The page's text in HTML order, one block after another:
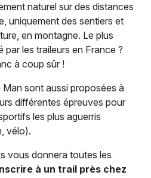
naturel sur des distances
uniquement des sentiers et
en montagne. Le plus
les traileurs en France ?
à coup sûr !
sont aussi proposées à
différentes épreuves pour
les plus aguerris
vélo).
vous donnera toutes les
à un trail près chez